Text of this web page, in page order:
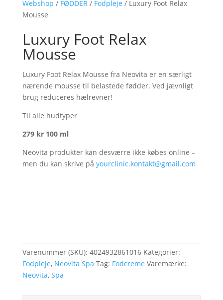
Webshop / FØDDER/ Fodpleje / Luxury Foot Relax
Mousse
Luxury Foot Relax
Mousse
Luxury Foot Relax Mousse fra Neovita er en særligt
nærende mousse til belastede fødder. Ved jævnligt
brug reduceres hælrevner!
Til alle hudtyper
279 kr 100 ml
Neovita produkter kan desværre ikke købes online –
men du kan skrive på yourclinic.kontakt@gmail.com
Varenummer (SKU): 4024932861016 Kategorier:
Fodpleje, Neovita Spa Tag: Fodcreme Varemærke:
Neovita, Spa